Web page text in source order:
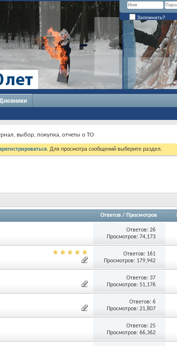
Запомнить?
выбор, покупка, отчеты о ТО
. Для просмотра сообщений выберите раздел.
Ответов / Просмотров
Ответов:26
Просмотров: 74,173
Ответов: 161
Просмотров: 179,942
Ответов:37
Просмотров: 51,176
Ответов:6
Просмотров: 21,807
Ответов:25
Просмотров: 66,362